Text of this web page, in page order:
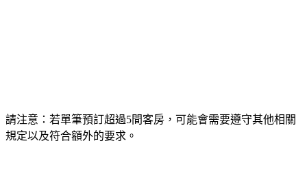
請注意：若單筆預訂超過5間客房，可能會需要遵守其他相關
規定以及符合額外的要求。